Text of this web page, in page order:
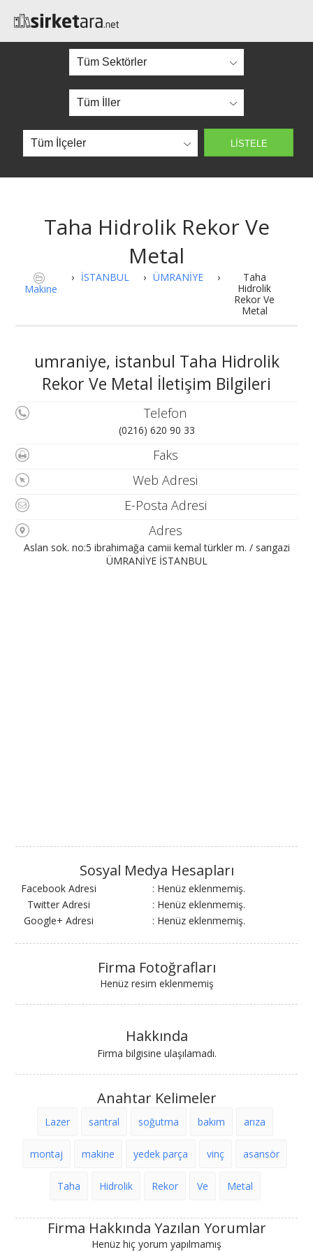
Taha Hidrolik Rekor Ve
Metal
Makine
› İSTANBUL › ÜMRANİYE ›
Taha
Hidrolik
Rekor Ve
Metal
umraniye, istanbul Taha Hidrolik
Rekor Ve Metal İletişim Bilgileri
Telefon
(0216) 620 90 33
Faks
Web Adresi
E-Posta Adresi
Adres
Aslan sok. no:5 ibrahimağa camii kemal türkler m. / sarıgazi
ÜMRANİYE İSTANBUL
Sosyal Medya Hesapları
Facebook Adresi
: Henüz eklenmemiş.
Twitter Adresi
: Henüz eklenmemiş.
Google+ Adresi
: Henüz eklenmemiş.
Firma Fotoğrafları
Henüz resim eklenmemiş
Hakkında
Firma bilgisine ulaşılamadı.
Anahtar Kelimeler
Lazer santral soğutma bakım arıza
montaj makine yedek parça vinç asansör
Taha Hidrolik Rekor Ve Metal
Firma Hakkında Yazılan Yorumlar
Henüz hiç yorum yapılmamış